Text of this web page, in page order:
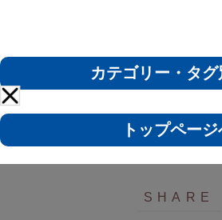
カテゴリー・タ
トップページ